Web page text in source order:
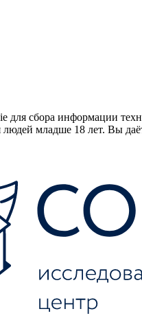
для сбора информации
младше 18 лет. Вы